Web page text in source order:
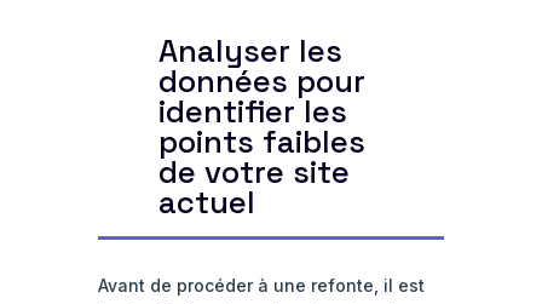
Analyser les
données pour
identifier les
points faibles
de votre site
actuel
Avant de procéder à une refonte, il est